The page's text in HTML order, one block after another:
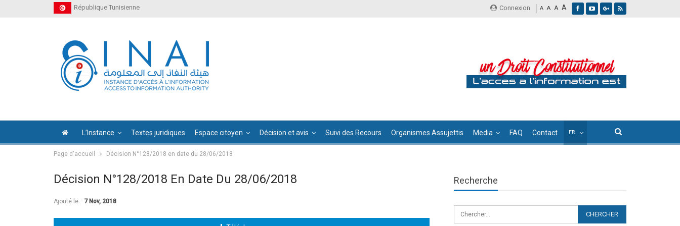
Connexion A A A A
République Tunisienne
L’Instance Textes juridiques Espace citoyen Décision et avis Suivi des Recours Organismes Assujettis Media FAQ Contact
Page d'accueil Décision N°128/2018 en date du 28/06/2018
Décision N°128/2018 En Date Du 28/06/2018
Ajouté le : 7 Nov, 2018
Recherche